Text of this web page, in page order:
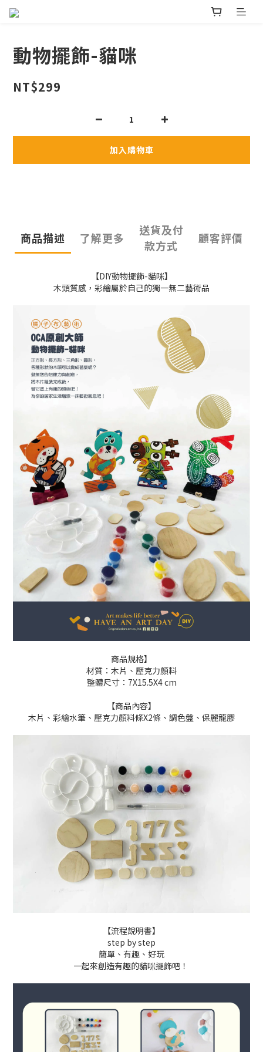
動物擺飾-貓咪
NT$299
加入購物車
商品描述 了解更多
送貨及付
款方式
顧客評價
【DIY動物擺飾-貓咪】
木頭質感，彩繪屬於自己的獨一無二藝術品
商品規格】
材質：木片、壓克力顏料
整體尺寸：7X15.5X4 cm
【商品內容】
木片、彩繪水筆、壓克力顏料條X2條、調色盤、保麗龍膠
【流程說明書】
step by step
簡單、有趣、好玩
一起來創造有趣的貓咪擺飾吧！